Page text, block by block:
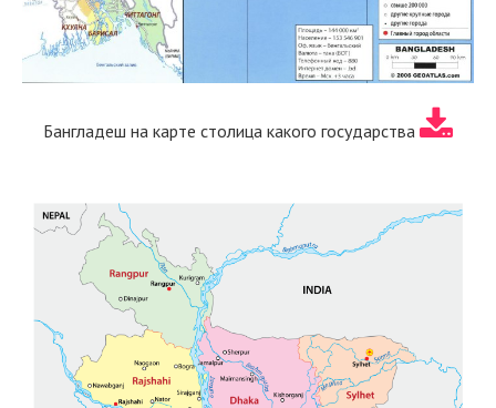
Бангладеш на карте столица какого государства